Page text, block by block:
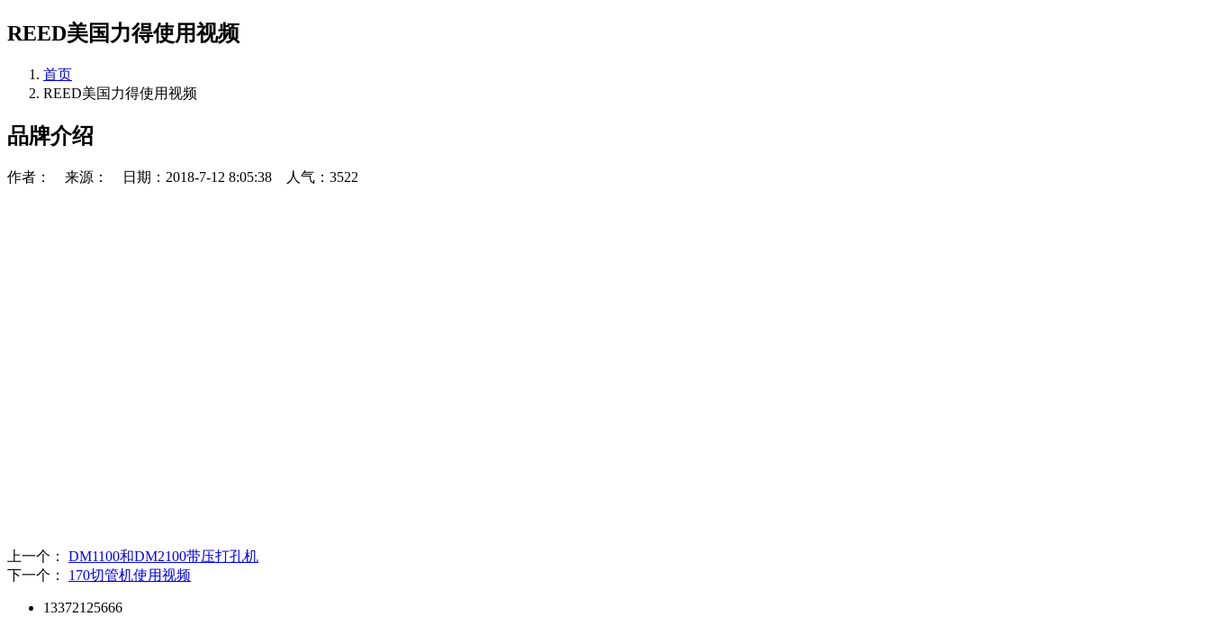
REED美国力得使用视频
首页
REED美国力得使用视频
品牌介绍
作者： 来源： 日期：2018-7-12 8:05:38 人气：3522
上一个： DM1100和DM2100带压打孔机
下一个： 170切管机使用视频
13372125666